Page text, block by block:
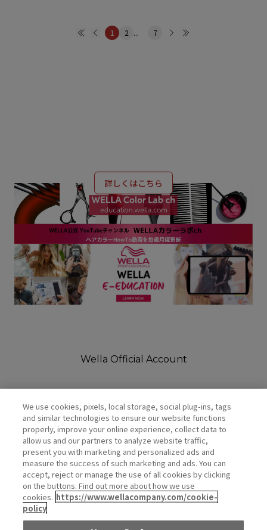
1 2 ... 7
詳しくはこちら
Wella Official Account
PRIVACY POLICY
COOKIE POLICY
DO NOT SHARE OR SELL PERSONAL INFORMATION
We use cookies, pixels, local storage, social plug-ins, tags
and similar technologies to ensure our website functions
properly, improve your online experience, collect data to
allow us and our partners to analyze website traffic,
present you with marketing and personalized ads and
measure the success of such marketing and ads. You can
accept, reject or manage the use of all cookies by clicking
on the buttons. Find out more about how we use
cookies. https://www.wellacompany.com/cookie-
policy